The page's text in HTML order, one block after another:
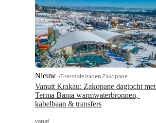
Vanuit Krakau: Zakopane dagtocht met
Terma Bania warmwaterbronnen,
Nieuw Thermale baden Zakopane
vanaf